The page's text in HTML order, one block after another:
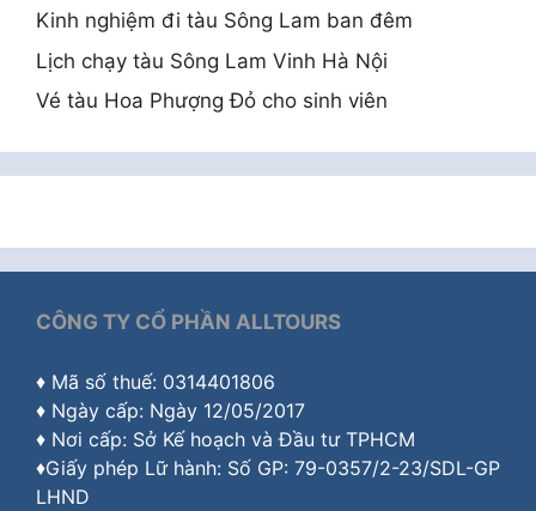
Kinh nghiệm đi tàu Sông Lam ban đêm
Lịch chạy tàu Sông Lam Vinh Hà Nội
Vé tàu Hoa Phượng Đỏ cho sinh viên
CÔNG TY CỔ PHẦN ALLTOURS
♦ Mã số thuế: 0314401806
♦ Ngày cấp: Ngày 12/05/2017
♦ Nơi cấp: Sở Kế hoạch và Đầu tư TPHCM
♦Giấy phép Lữ hành: Số GP: 79-0357/2-23/SDL-GP
LHND